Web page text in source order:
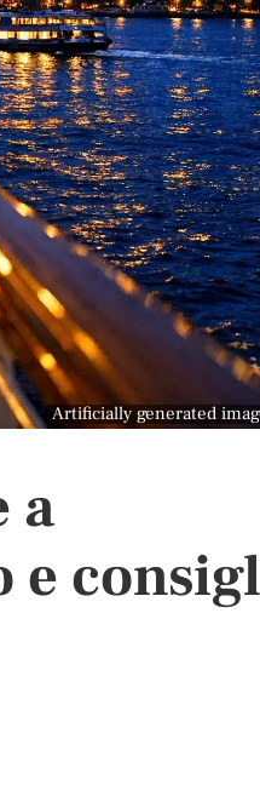
Artificially generated
a
e